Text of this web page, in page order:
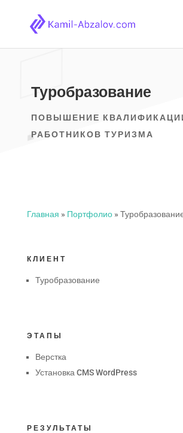
Туробразование
ПОВЫШЕНИЕ
РАБОТНИКОВ ТУРИЗМА
Главная » Портфолио»
КЛИЕНТ
Туробразование
ЭТАПЫ
Верстка
Установка CMS WordPress
РЕЗУЛЬТАТЫ